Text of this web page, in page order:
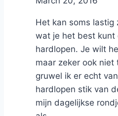
Het kan soms lastig
wat je het best kunt
hardlopen. Je wilt
maar zeker ook niet
gruwel ik er echt
hardlopen stik van
mijn dagelijkse